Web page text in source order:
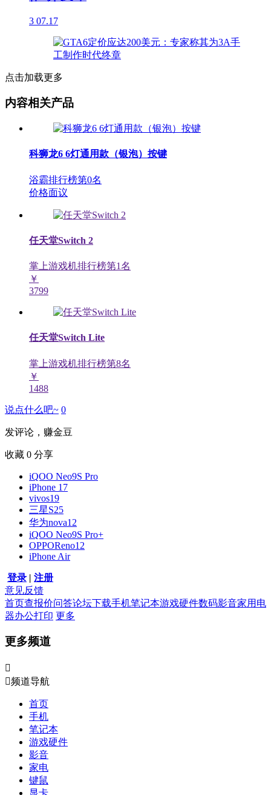
3 07.17
点击加载更多
内容相关产品
科狮龙6 6灯通用款（银泡）按键
浴霸排行榜第0名
价格面议
任天堂Switch 2
掌上游戏机排行榜第1名
￥
3799
任天堂Switch Lite
掌上游戏机排行榜第8名
￥
1488
说点什么吧~ 0
发评论，赚金豆
收藏 0 分享
iQOO Neo9S Pro
iPhone 17
vivos19
三星S25
华为nova12
iQOO Neo9S Pro+
OPPOReno12
iPhone Air
登录 | 注册
意见反馈
首页查报价问答论坛下载手机笔记本游戏硬件数码影音家用电
器办公打印 更多
更多频道

频道导航
首页
手机
笔记本
游戏硬件
影音
家电
键鼠
显卡